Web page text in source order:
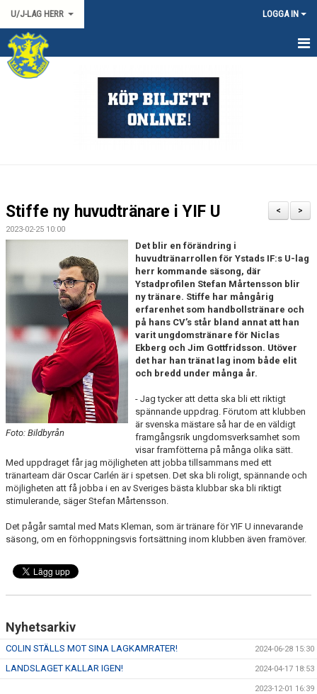
U/J-LAG HERR LOGGA IN
HEM
KONTAKT
>
<
Stiffe ny huvudtränare i YIF U
2023-02-25 10:00
Foto: Bildbyrån
Det blir en förändring i
huvudtränarrollen för Ystads IF:s U-lag
herr kommande säsong, där
Ystadprofilen Stefan Mårtensson blir
ny tränare. Stiffe har mångårig
erfarenhet som handbollstränare och
på hans CV’s står bland annat att han
varit ungdomstränare för Niclas
Ekberg och Jim Gottfridsson. Utöver
det har han tränat lag inom både elit
och bredd under många år.
- Jag tycker att detta ska bli ett riktigt
spännande uppdrag. Förutom att klubben
är svenska mästare så har de en väldigt
framgångsrik ungdomsverksamhet som
visar framfötterna på många olika sätt.
Med uppdraget får jag möjligheten att jobba tillsammans med ett
tränarteam där Oscar Carlén är i spetsen. Det ska bli roligt, spännande och
möjligheten att få jobba i en av Sveriges bästa klubbar ska bli riktigt
stimulerande, säger Stefan Mårtensson.
Det pågår samtal med Mats Kleman, som är tränare för YIF U innevarande
säsong, om en förhoppningsvis fortsättning inom klubben även framöver.
Nyhetsarkiv
COLIN STÄLLS MOT SINA LAGKAMRATER! 2024-06-28 15:30
LANDSLAGET KALLAR IGEN! 2024-04-17 18:53
2023-12-01 16:39